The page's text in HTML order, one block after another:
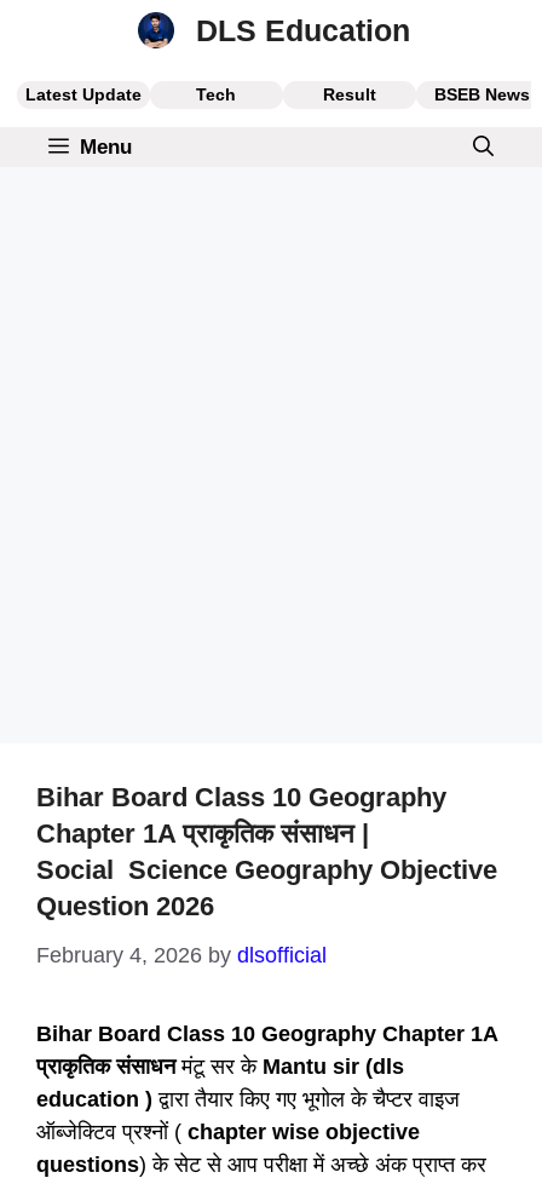
DLS Education
Latest Update Tech Result BSEB News
Menu
Bihar Board Class 10 Geography
Chapter 1A प्राकृतिक संसाधन |
Social Science Geography Objective
Question 2026
February 4, 2026 by dlsofficial
Bihar Board Class 10 Geography Chapter 1A
प्राकृतिक संसाधनमंटू सर के Mantu sir (dls
education )द्वारा तैयार किए गए भूगोल के चैप्टर वाइज
ऑब्जेक्टिव प्रश्नों ( chapter wise objective
questions) के सेट से आप परीक्षा में अच्छे अंक प्राप्त कर